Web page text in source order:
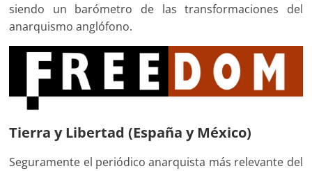
siendo un barómetro de las transformaciones del
anarquismo anglófono.
Tierra y Libertad (España y México)
Seguramente el periódico anarquista más relevante del